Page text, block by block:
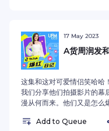
17 May 2023
A货周润发
这集和这对可爱情侣笑哈
我们分享他们拍摄影片的幕
漫从何而来。他们又是怎么
follow《TikTok 爆红日记》
Add to Queue